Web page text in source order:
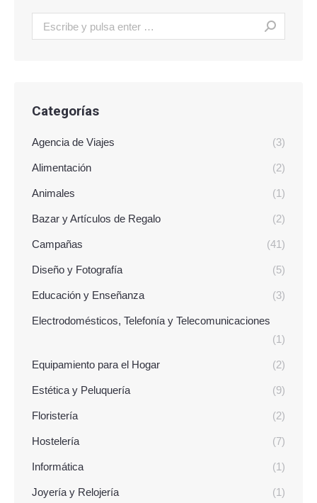
Buscar:
Categorías
Agencia de Viajes (3)
Alimentación (2)
Animales (1)
Bazar y Artículos de Regalo (2)
Campañas (41)
Diseño y Fotografía (5)
Educación y Enseñanza (3)
Electrodomésticos, Telefonía y Telecomunicaciones
(1)
Equipamiento para el Hogar (2)
Estética y Peluquería (9)
Floristería (2)
Hostelería (7)
Informática (1)
Joyería y Relojería (1)